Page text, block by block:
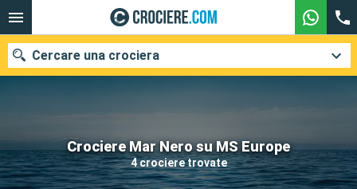
Crociere Mar Nero su MS Europe
4 crociere trovate
Cercare una crociera
Le nostre destinazioni
Mesi di partenza